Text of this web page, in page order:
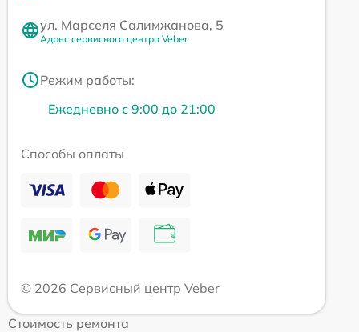
ул. Марселя Салимжанова, 5
Адрес сервисного центра Veber
Режим работы:
Ежедневно с 9:00 до 21:00
Способы оплаты
© 2026 Сервисный центр Veber
Стоимость ремонта